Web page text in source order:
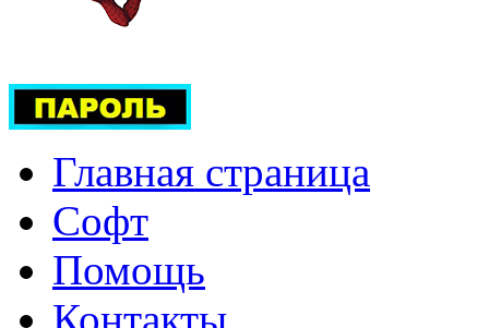
Главная страница
Софт
Помощь
Контакты